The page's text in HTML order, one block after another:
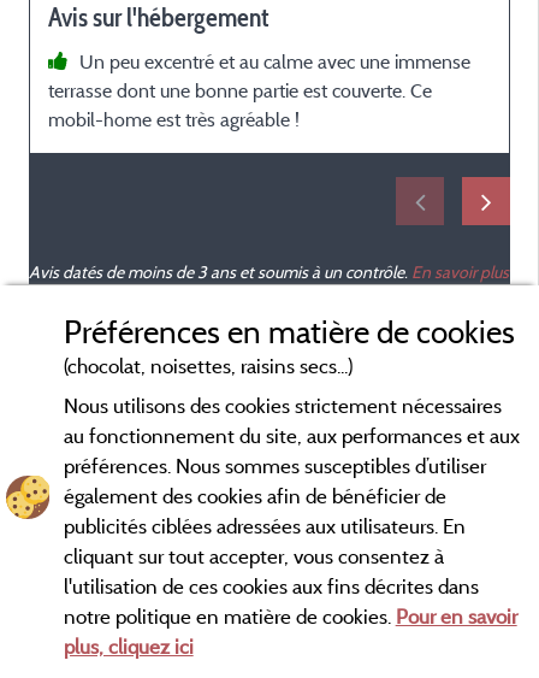
Avis sur l'hébergement
Un peu excentré et au calme avec une immense
terrasse dont une bonne partie est couverte. Ce
mobil-home est très agréable !
Avis datés de moins de 3 ans et soumis à un contrôle. En savoir plus
Conditions générales d'utilisation
Préférences en matière de cookies
(chocolat, noisettes, raisins secs...)
Nous utilisons des cookies strictement nécessaires
au fonctionnement du site, aux performances et aux
préférences. Nous sommes susceptibles d’utiliser
également des cookies afin de bénéficier de
publicités ciblées adressées aux utilisateurs. En
cliquant sur tout accepter, vous consentez à
l'utilisation de ces cookies aux fins décrites dans
notre politique en matière de cookies. Pour en savoir
plus, cliquez ici